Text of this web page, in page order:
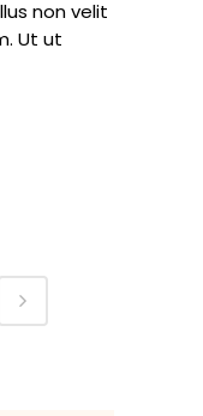
non velit
Ut ut